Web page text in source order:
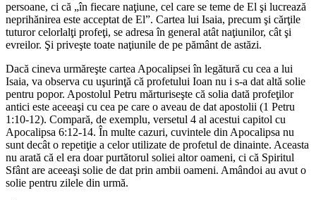
persoane, ci că „în fiecare naţiune, cel care se teme de El şi lucrează
neprihănirea este acceptat de El”. Cartea lui Isaia, precum şi cărţile
tuturor celorlalţi profeţi, se adresa în general atât naţiunilor, cât şi
evreilor. Şi priveşte toate naţiunile de pe pământ de astăzi.
Dacă cineva urmăreşte cartea Apocalipsei în legătură cu cea a lui
Isaia, va observa cu uşurinţă că profetului Ioan nu i s-a dat altă solie
pentru popor. Apostolul Petru mărturiseşte că solia dată profeţilor
antici este aceeaşi cu cea pe care o aveau de dat apostolii (1 Petru
1:10-12). Compară, de exemplu, versetul 4 al acestui capitol cu
Apocalipsa 6:12-14. În multe cazuri, cuvintele din Apocalipsa nu
sunt decât o repetiţie a celor utilizate de profetul de dinainte. Aceasta
nu arată că el era doar purtătorul soliei altor oameni, ci că Spiritul
Sfânt are aceeaşi solie de dat prin ambii oameni. Amândoi au avut o
solie pentru zilele din urmă.